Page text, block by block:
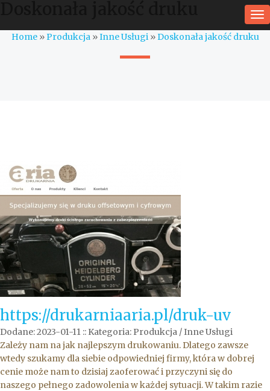
Home»Produkcja»Inne Usługi»Doskonała jakość druku
https://drukarniaaria.pl/druk-uv
Dodane: 2023-01-11 :: Kategoria: Produkcja / Inne Usługi
Zależy nam na jak najlepszym drukowaniu. Dlatego zawsze
wtedy szukamy dla siebie odpowiedniej firmy, która w dobrej
cenie może nam to dzisiaj zaoferować i przyczyni się do
naszego pełnego zadowolenia w każdej sytuacji. W takim razie